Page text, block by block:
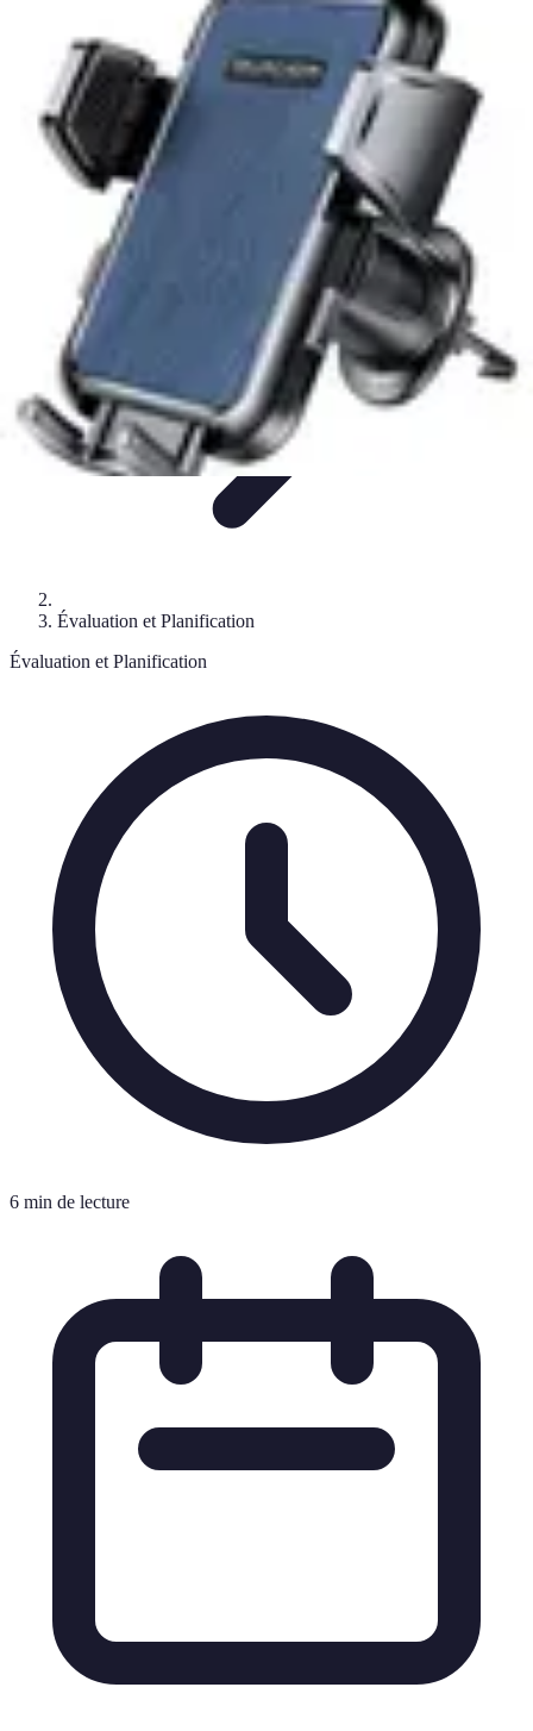
Planification et StratégieInspiration Évaluation de Projet Écologie et
DurabilitéTendances
Projets Nouvelle Vie
Évaluation et Planification
Évaluation et Planification
6 min de lecture